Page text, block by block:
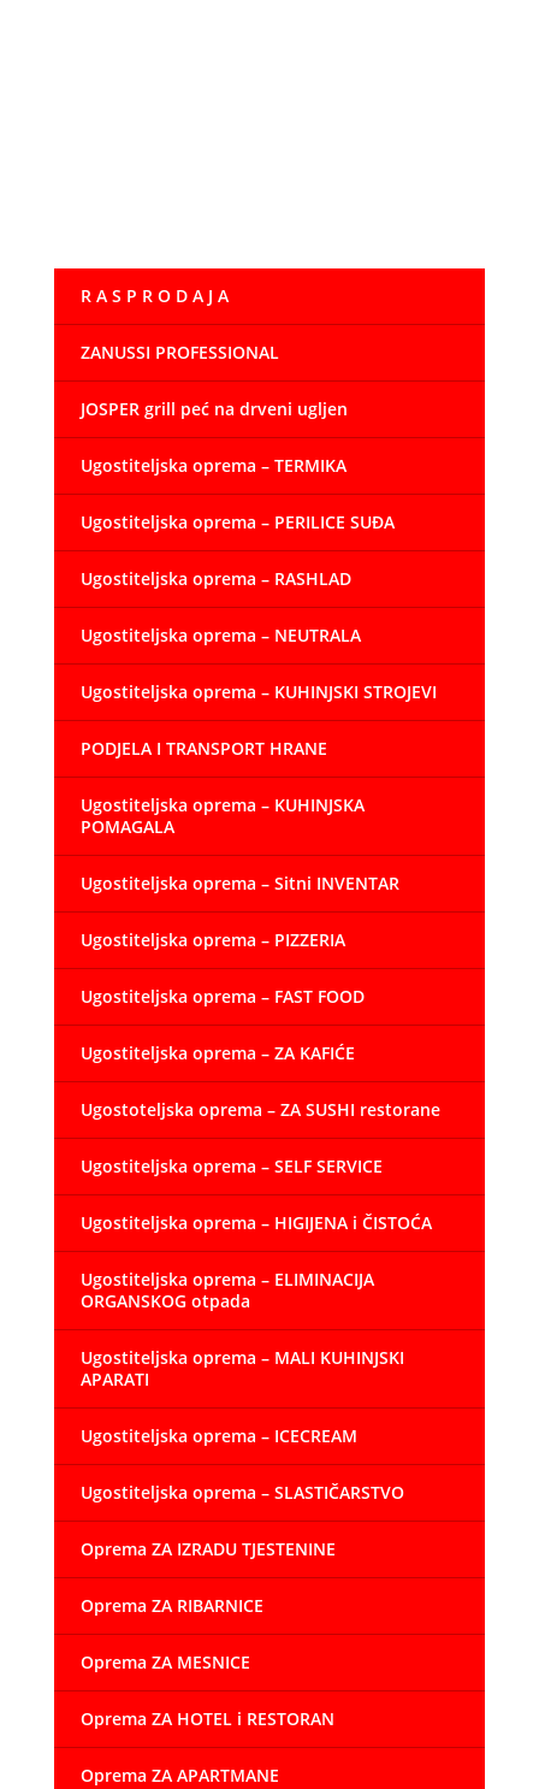
R A S P R O D A J A
ZANUSSI PROFESSIONAL
JOSPER grill peć na drveni ugljen
Ugostiteljska oprema – TERMIKA
Ugostiteljska oprema – PERILICE SUĐA
Ugostiteljska oprema – RASHLAD
Ugostiteljska oprema – NEUTRALA
Ugostiteljska oprema – KUHINJSKI STROJEVI
PODJELA I TRANSPORT HRANE
Ugostiteljska oprema – KUHINJSKA
POMAGALA
Ugostiteljska oprema – Sitni INVENTAR
Ugostiteljska oprema – PIZZERIA
Ugostiteljska oprema – FAST FOOD
Ugostiteljska oprema – ZA KAFIĆE
Ugostoteljska oprema – ZA SUSHI restorane
Ugostiteljska oprema – SELF SERVICE
Ugostiteljska oprema – HIGIJENA i ČISTOĆA
Ugostiteljska oprema – ELIMINACIJA
ORGANSKOG otpada
Ugostiteljska oprema – MALI KUHINJSKI
APARATI
Ugostiteljska oprema – ICECREAM
Ugostiteljska oprema – SLASTIČARSTVO
Oprema ZA IZRADU TJESTENINE
Oprema ZA RIBARNICE
Oprema ZA MESNICE
Oprema ZA HOTEL i RESTORAN
Oprema ZA APARTMANE